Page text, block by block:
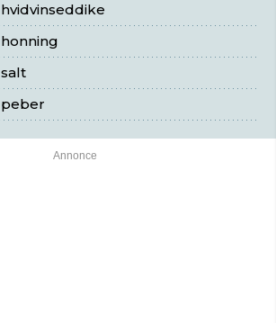
hvidvinseddike
honning
salt
peber